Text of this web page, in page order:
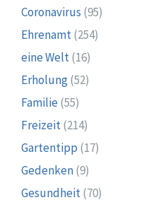
Coronavirus (95)
Ehrenamt(254)
eine Welt(16)
Erholung(52)
Familie (55)
Freizeit(214)
Gartentipp (17)
Gedenken(9)
Gesundheit(70)